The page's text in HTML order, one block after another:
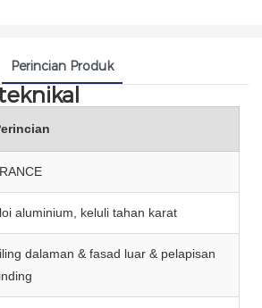
Perincian Produk
aluminium, keluli tahan karat
dalaman & fasad luar & pelapisan